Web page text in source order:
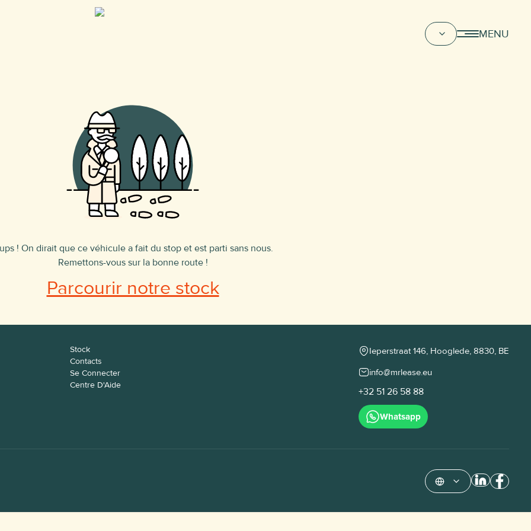
MENU
! On dirait que ce véhicule a fait du stop et est parti sans nous.
Remettons-vous sur la bonne route !
Parcourir notre stock
Stock
Contacts
Se Connecter
Centre D'Aide
Ieperstraat 146, Hooglede, 8830, BE
info@mrlease.eu
+32 51 26 58 88
Whatsapp